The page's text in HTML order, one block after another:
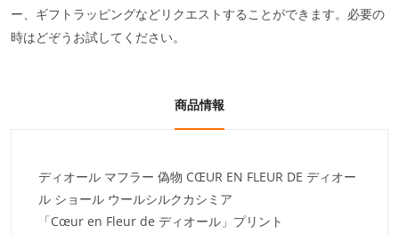
ー、ギフトラッピングなどリクエストすることができます。必要の
時はどぞうお試してください。
商品情報
ディオール マフラー 偽物 CŒUR EN FLEUR DE ディオー
ル ショール ウールシルクカシミア
「Cœur en Fleur de ディオール」プリント